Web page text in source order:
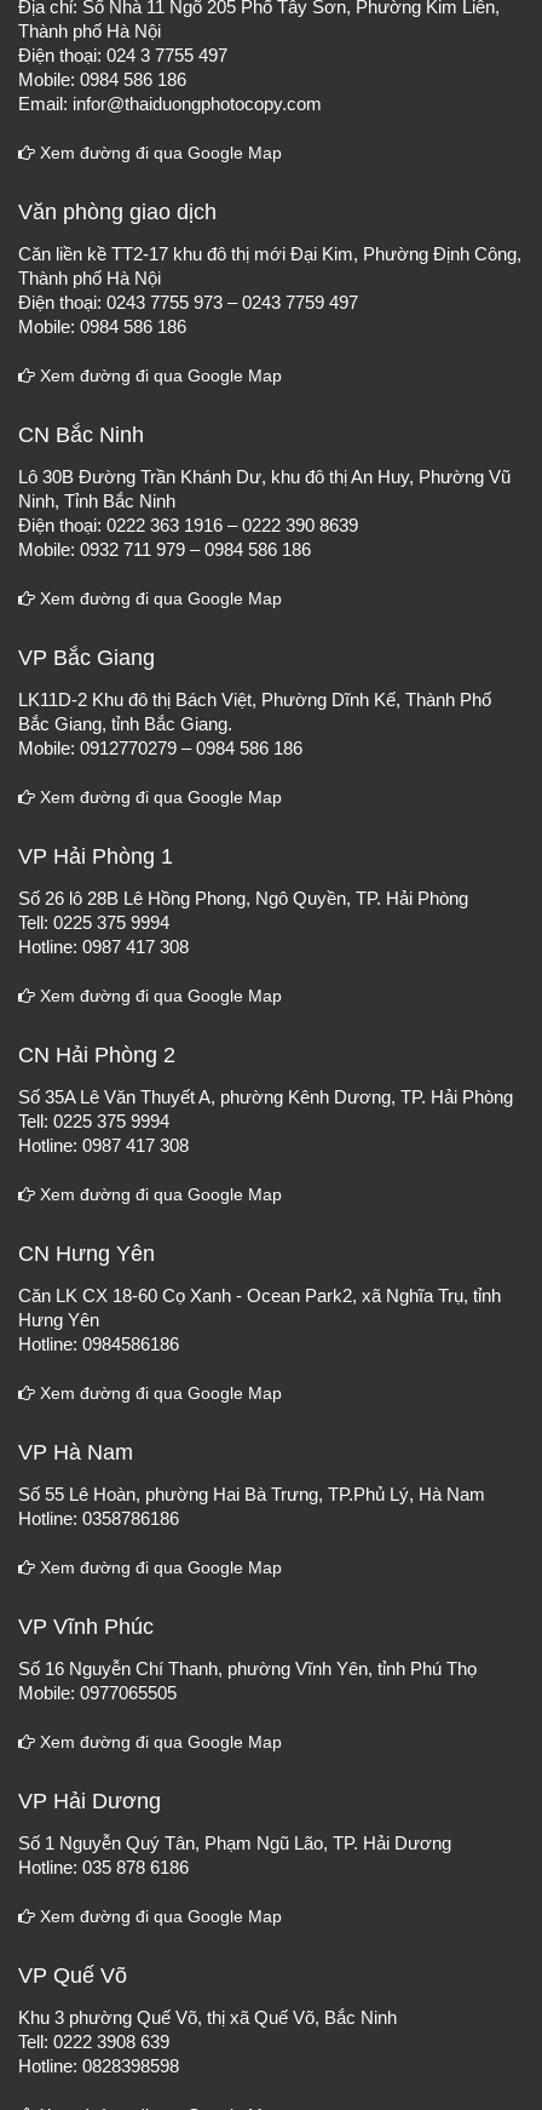
Địa chỉ: Số Nhà 11 Ngõ 205 Phố Tây Sơn, Phường Kim Liên,
Thành phố Hà Nội
Điện thoại: 024 3 7755 497
Mobile: 0984 586 186
Email: infor@thaiduongphotocopy.com
Xem đường đi qua Google Map
Văn phòng giao dịch
Căn liền kề TT2-17 khu đô thị mới Đại Kim, Phường Định Công,
Thành phố Hà Nội
Điện thoại: 0243 7755 973 – 0243 7759 497
Mobile: 0984 586 186
Xem đường đi qua Google Map
CN Bắc Ninh
Lô 30B Đường Trần Khánh Dư, khu đô thị An Huy, Phường Vũ
Ninh, Tỉnh Bắc Ninh
Điện thoại: 0222 363 1916 – 0222 390 8639
Mobile: 0932 711 979 – 0984 586 186
Xem đường đi qua Google Map
VP Bắc Giang
LK11D-2 Khu đô thị Bách Việt, Phường Dĩnh Kế, Thành Phố
Bắc Giang, tỉnh Bắc Giang.
Mobile: 0912770279 – 0984 586 186
Xem đường đi qua Google Map
VP Hải Phòng 1
Số 26 lô 28B Lê Hồng Phong, Ngô Quyền, TP. Hải Phòng
Tell: 0225 375 9994
Hotline: 0987 417 308
Xem đường đi qua Google Map
CN Hải Phòng 2
Số 35A Lê Văn Thuyết A, phường Kênh Dương, TP. Hải Phòng
Tell: 0225 375 9994
Hotline: 0987 417 308
Xem đường đi qua Google Map
CN Hưng Yên
Căn LK CX 18-60 Cọ Xanh - Ocean Park2, xã Nghĩa Trụ, tỉnh
Hưng Yên
Hotline: 0984586186
Xem đường đi qua Google Map
VP Hà Nam
Số 55 Lê Hoàn, phường Hai Bà Trưng, TP.Phủ Lý, Hà Nam
Hotline: 0358786186
Xem đường đi qua Google Map
VP Vĩnh Phúc
Số 16 Nguyễn Chí Thanh, phường Vĩnh Yên, tỉnh Phú Thọ
Mobile: 0977065505
Xem đường đi qua Google Map
VP Hải Dương
Số 1 Nguyễn Quý Tân, Phạm Ngũ Lão, TP. Hải Dương
Hotline: 035 878 6186
Xem đường đi qua Google Map
VP Quế Võ
Khu 3 phường Quế Võ, thị xã Quế Võ, Bắc Ninh
Tell: 0222 3908 639
Hotline: 0828398598